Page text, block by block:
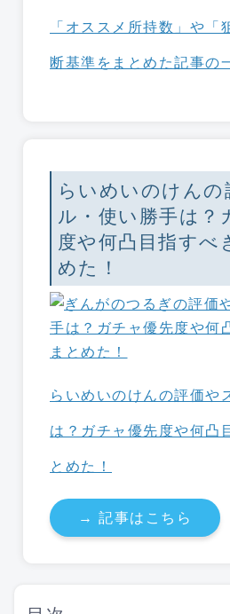
「オススメ所持数」や「
断基準をまとめた記事の
らいめいのけんの
ル・使い勝手は？
度や何凸目指すべ
めた！
らいめいのけんの評価や
は？ガチャ優先度や何凸
とめた！
→ 記事はこちら